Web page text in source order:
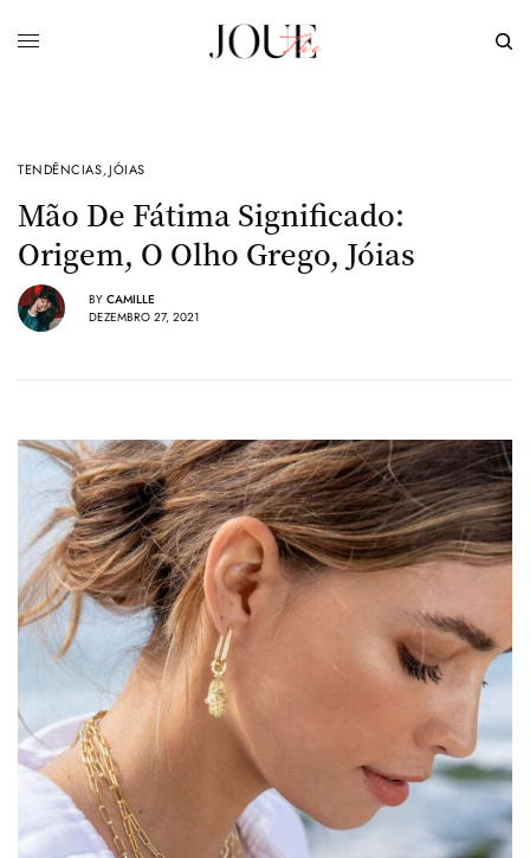
TENDÊNCIAS,JÓIAS
Mão De Fátima Significado:
Origem, O Olho Grego, Jóias
BY CAMILLE
DEZEMBRO 27, 2021